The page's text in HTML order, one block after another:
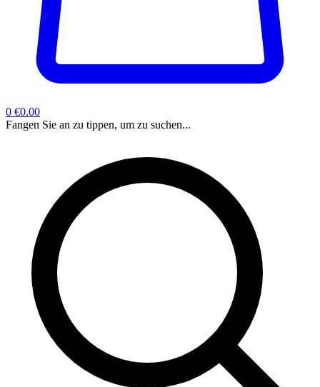
0 €0.00
Fangen Sie an zu tippen, um zu suchen...